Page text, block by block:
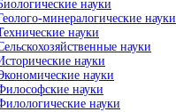
науки
минералогические науки
науки
науки
науки
науки
науки
науки